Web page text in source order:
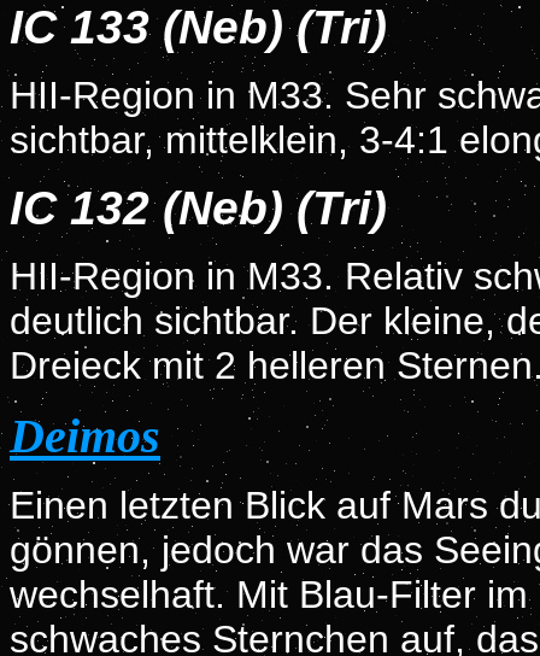
IC 133 (Neb) (Tri)
HII-Region in M33. Sehr
sichtbar, mittelklein, 3-4:1
IC 132 (Neb) (Tri)
HII-Region in M33. Relativ
deutlich sichtbar. Der kleine,
Dreieck mit 2 helleren
Deimos
Einen letzten Blick auf Mars
gönnen, jedoch war das
wechselhaft. Mit Blau-Filter
schwaches Sternchen auf,